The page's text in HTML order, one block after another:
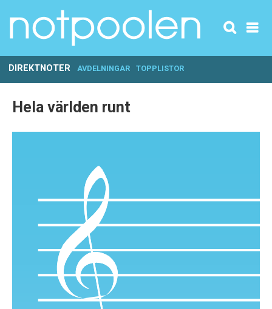
DIREKTNOTER AVDELNINGAR TOPPLISTOR
Hela världen runt